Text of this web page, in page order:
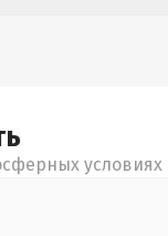
условиях